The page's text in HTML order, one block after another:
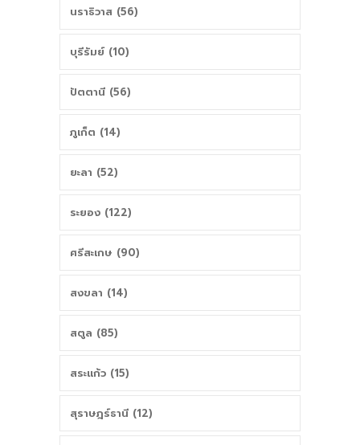
นราธิวาส (56)
บุรีรัมย์ (10)
ปัตตานี (56)
ภูเก็ต (14)
ยะลา (52)
ระยอง (122)
ศรีสะเกษ (90)
สงขลา (14)
สตูล (85)
สระแก้ว (15)
สุราษฎร์ธานี (12)